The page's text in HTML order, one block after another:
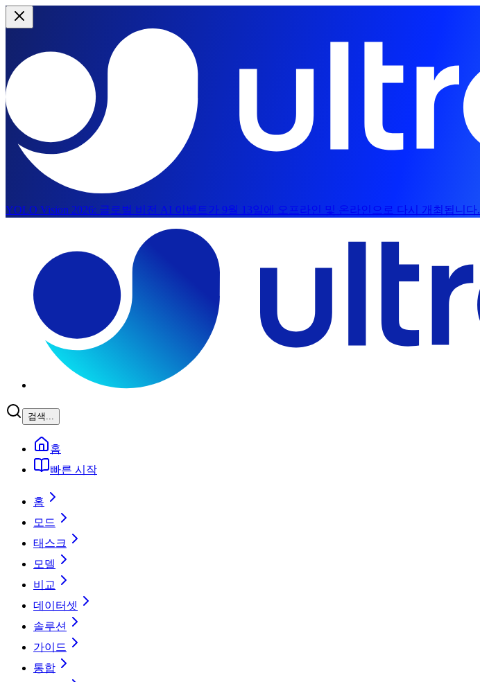
YOLO Vision 2026: 글로벌 비전 AI 이벤트가 9월 13일에 오프라인 및 온라인으로 다시 개최됩니다.
검색...
홈
빠른 시작
홈
모드
태스크
모델
비교
데이터셋
솔루션
가이드
통합